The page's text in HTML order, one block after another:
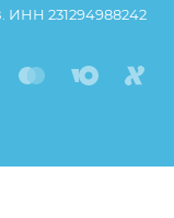
231294988242